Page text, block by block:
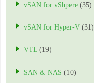
vSAN for vShpere (35)
vSAN for Hyper-V (31)
VTL (19)
SAN & NAS (10)